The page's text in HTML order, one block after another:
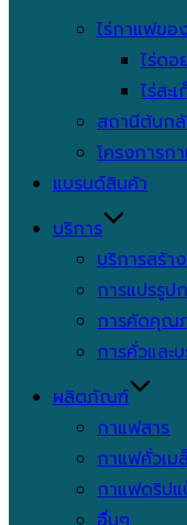
ไร่กาแฟขอ
ไร่ดอ
ไร่สะ
สถานีต้นก
โครงการก
แบรนด์สินค้า
บริการ
บริการสร้า
การแปรรูป
การคัดคุณ
การคั่วและ
ผลิตภัณฑ์
กาแฟสาร
กาแฟคั่วเม
กาแฟดริป